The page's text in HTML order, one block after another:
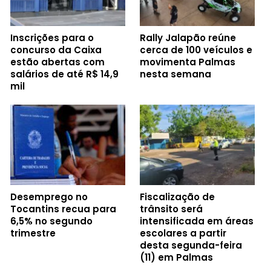
Inscrições para o
concurso da Caixa
estão abertas com
salários de até R$ 14,9
mil
Rally Jalapão reúne
cerca de 100 veículos e
movimenta Palmas
nesta semana
Desemprego no
Tocantins recua para
6,5% no segundo
trimestre
Fiscalização de
trânsito será
intensificada em áreas
escolares a partir
desta segunda-feira
(11) em Palmas